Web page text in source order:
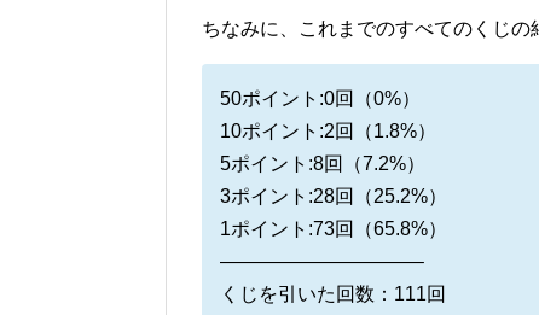
ちなみに、これまでのすべてのくじの
50ポイント:0回（0%）
10ポイント:2回（1.8%）
5ポイント:8回（7.2%）
3ポイント:28回（25.2%）
1ポイント:73回（65.8%）
——————————–
くじを引いた回数：111回